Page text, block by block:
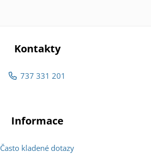
Kontakty
737 331 201
Informace
Často kladené dotazy